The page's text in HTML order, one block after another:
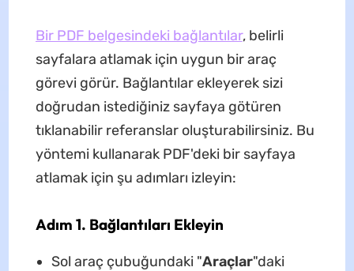
Bir PDF belgesindeki bağlantılar, belirli
sayfalara atlamak için uygun bir araç
görevi görür. Bağlantılar ekleyerek sizi
doğrudan istediğiniz sayfaya götüren
tıklanabilir referanslar oluşturabilirsiniz. Bu
yöntemi kullanarak PDF'deki bir sayfaya
atlamak için şu adımları izleyin:
Adım 1. Bağlantıları Ekleyin
Sol araç çubuğundaki "Araçlar"daki